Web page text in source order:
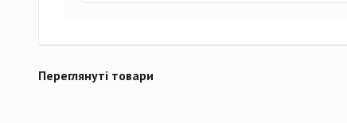
Переглянуті товари